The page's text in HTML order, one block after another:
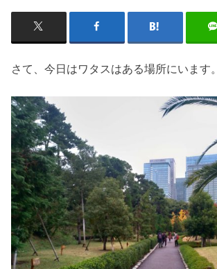
さて、今日はワタスはある場所にいます。